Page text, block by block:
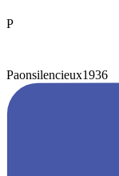
P
Paonsilencieux1936